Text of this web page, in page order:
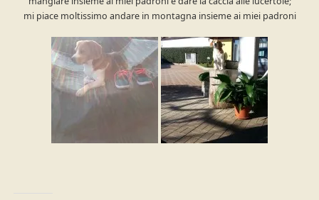
mi piace moltissimo andare in montagna insieme ai miei padroni